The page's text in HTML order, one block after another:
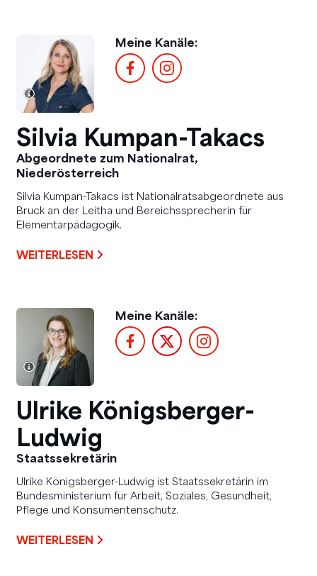
Meine Kanäle:
Silvia Kumpan-Takacs
Abgeordnete zum Nationalrat,
Niederösterreich
Silvia Kumpan-Takacs ist Nationalratsabgeordnete aus
Bruck an der Leitha und Bereichssprecherin für
Elementarpädagogik.
WEITERLESEN
Meine Kanäle:
Ulrike Königsberger-
Ludwig
Staatssekretärin
Ulrike Königsberger-Ludwig ist Staatssekretärin im
Bundesministerium für Arbeit, Soziales, Gesundheit,
Pflege und Konsumentenschutz.
WEITERLESEN